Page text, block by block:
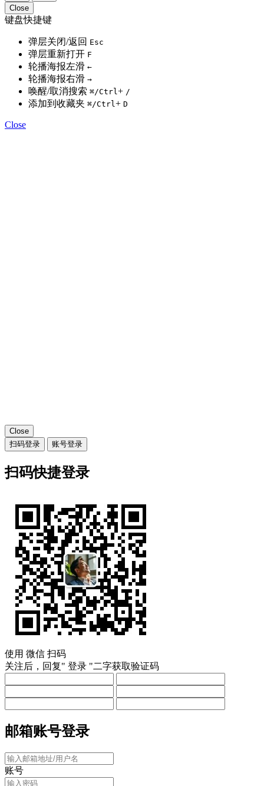
Close
键盘快捷键
弹层关闭/返回 Esc
弹层重新打开 F
轮播海报左滑 ←
轮播海报右滑 →
唤醒/取消搜索 ⌘/Ctrl+ /
添加到收藏夹 ⌘/Ctrl+ D
Close
Close
扫码登录
账号登录
扫码快捷登录
使用 微信 扫码
关注后，回复" 登录 "二字获取验证码
邮箱账号登录
账号